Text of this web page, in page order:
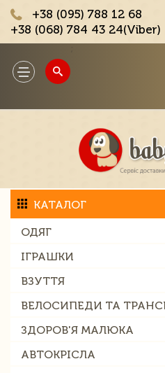
+38 (095) 788 12 68
+38 (068) 784 43 24(Viber)
Toggle
navigation
КАТАЛОГ
ОДЯГ
ІГРАШКИ
ВЗУТТЯ
ВЕЛОСИПЕДИ ТА
ЗДОРОВ'Я МАЛЮКА
АВТОКРІСЛА